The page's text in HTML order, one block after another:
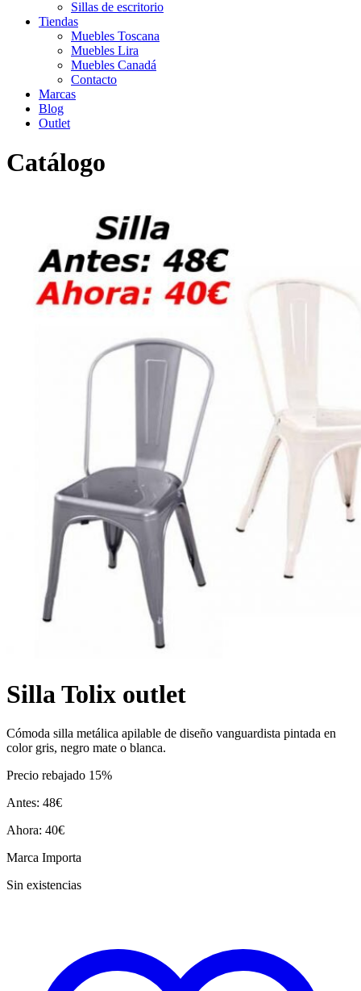
Sillas de escritorio
Tiendas
Muebles Toscana
Muebles Lira
Muebles Canadá
Contacto
Marcas
Blog
Outlet
Catálogo
Silla Tolix outlet
Cómoda silla metálica apilable de diseño vanguardista pintada en
color gris, negro mate o blanca.
Precio rebajado 15%
Antes: 48€
Ahora: 40€
Marca Importa
Sin existencias